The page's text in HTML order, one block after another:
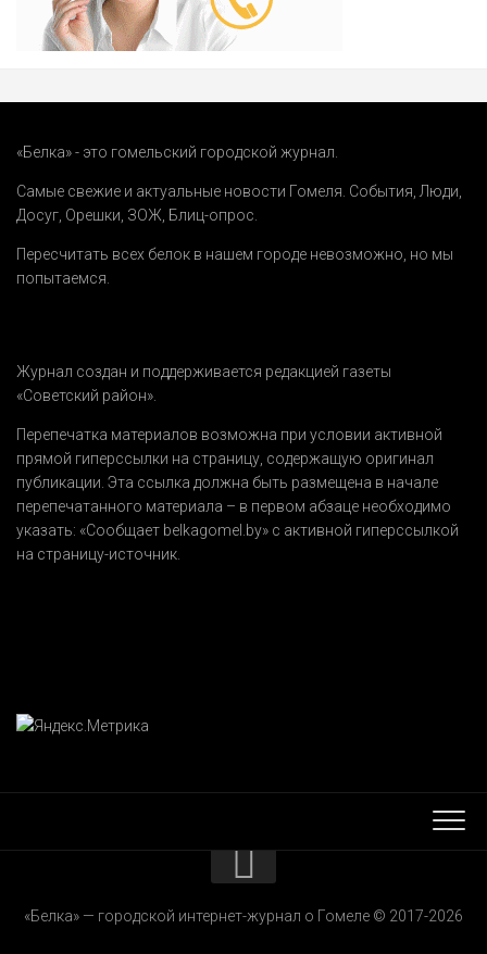
«Белка» - это гомельский городской журнал.
Самые свежие и актуальные новости Гомеля. События,Люди,
Досуг, Орешки, ЗОЖ, Блиц-опрос.
Пересчитать всех белок в нашем городе невозможно, но мы
попытаемся.
Журнал создан и поддерживается редакцией газеты
«Советский район».
Перепечатка материалов возможна при условии активной
прямой гиперссылки на страницу, содержащую оригинал
публикации. Эта ссылка должна быть размещена в начале
перепечатанного материала – в первом абзаце необходимо
указать: «Сообщает belkagomel.by» с активной гиперссылкой
на страницу-источник.
РЕКЛАМОДАТЕЛЯМ
«Белка» — городской интернет-журнал о Гомеле © 2017-2026